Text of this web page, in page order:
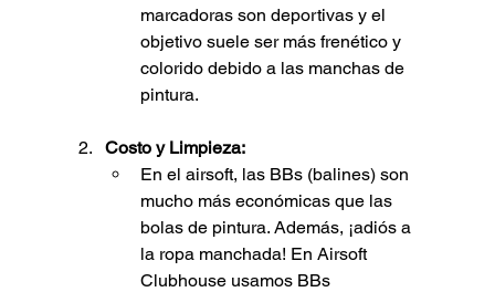
marcadoras son deportivas y el
objetivo suele ser más frenético y
colorido debido a las manchas de
pintura.
Costo y Limpieza:
En el airsoft, las BBs (balines) son
mucho más económicas que las
bolas de pintura. Además, ¡adiós a
la ropa manchada! En Airsoft
Clubhouse usamos BBs